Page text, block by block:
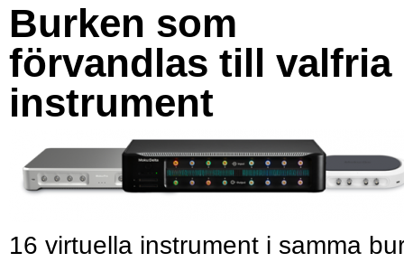
Burken som
förvandlas till valfria
instrument
16 virtuella instrument i samma